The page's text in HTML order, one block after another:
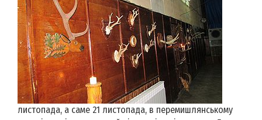
листопада, а саме 21 листопада, в перемишлянському